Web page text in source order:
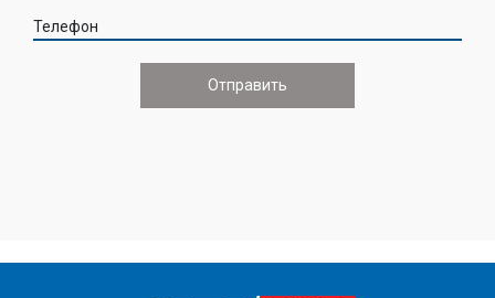
Телефон